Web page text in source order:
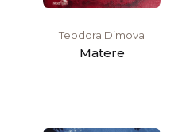
Teodora Dimova
Matere